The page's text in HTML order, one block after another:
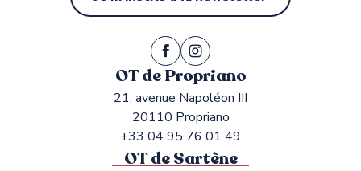
OT de Propriano
21, avenue Napoléon III
20110 Propriano
+33 04 95 76 01 49
OT de Sartène